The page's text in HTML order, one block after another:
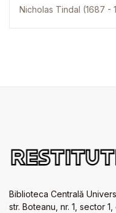
Biblioteca Centrală
str. Boteanu, nr. 1, sector